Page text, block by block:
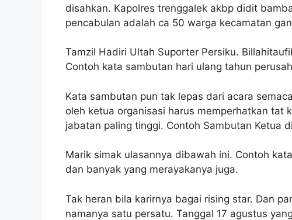
disahkan. Kapolres trenggalek akbp didit
pencabulan adalah ca 50 warga kecamatan
Tamzil Hadiri Ultah Suporter Persiku.
Contoh kata sambutan hari ulang tahun
Kata sambutan pun tak lepas dari acara
oleh ketua organisasi harus memperhatkan tat
jabatan paling tinggi. Contoh Sambutan Ketua
Marik simak ulasannya dibawah ini. Contoh
dan banyak yang merayakanya juga.
Tak heran bila karirnya bagai rising star. Dan
namanya satu persatu. Tanggal 17 agustus